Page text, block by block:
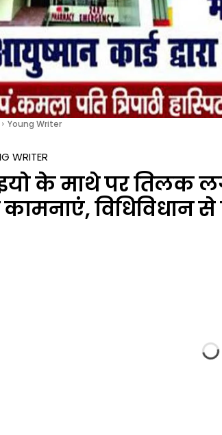
Young Writer
WRITER
के माथे पर तिलक
विधिविधान से